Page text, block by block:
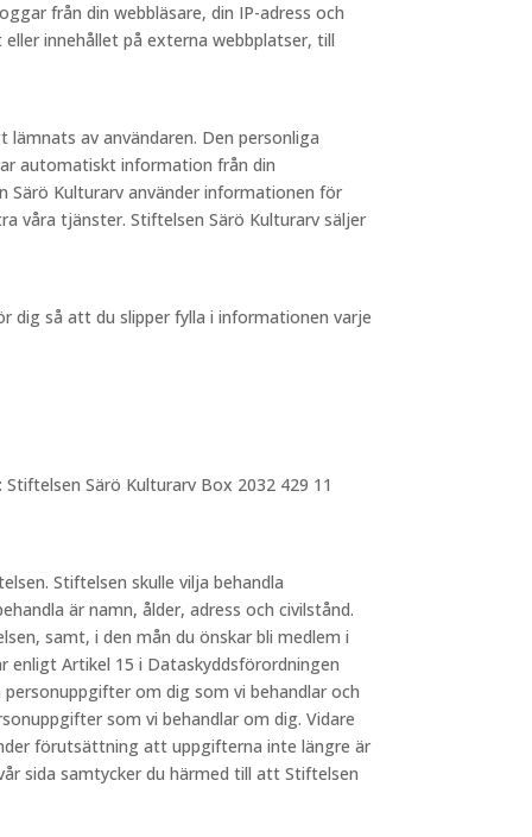
från din webbläsare, din IP-adress och
innehållet på externa webbplatser, till
av användaren. Den personliga
automatiskt information från din
Särö Kulturarv använder informationen för
våra tjänster. Stiftelsen Särö Kulturarv säljer
dig så att du slipper fylla i informationen varje
Särö Kulturarv Box 2032 429 11
Stiftelsen skulle vilja behandla
är namn, ålder, adress och civilstånd.
samt, i den mån du önskar bli medlem i
enligt Artikel 15 i Dataskyddsförordningen
om dig som vi behandlar och
som vi behandlar om dig. Vidare
förutsättning att uppgifterna inte längre är
sida samtycker du härmed till att Stiftelsen